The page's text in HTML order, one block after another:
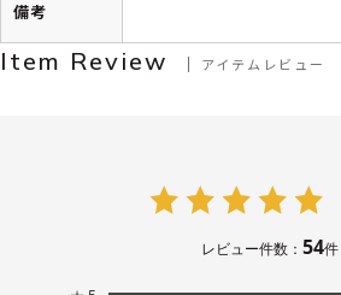
備考
Item Review アイテムレビュー
レビュー件数： 54件